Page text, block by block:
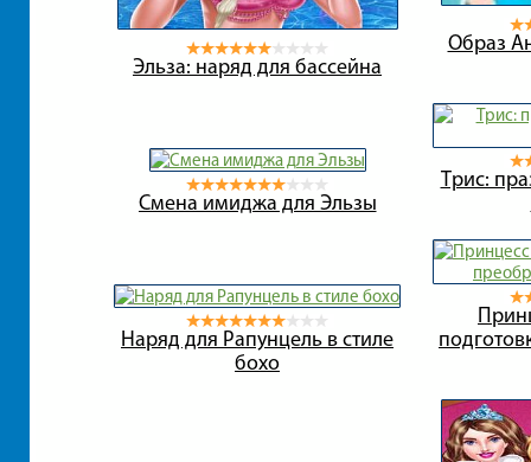
Эльза: наряд для бассейна
Образ
Смена имиджа для Эльзы
Трис:
Наряд для Рапунцель в стиле
бохо